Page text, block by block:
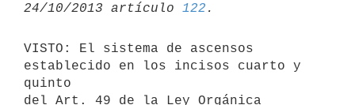
24/10/2013 artículo 122
VISTO: El sistema de ascensos
establecido en los incisos cuarto y
quinto
del Art. 49 de la Ley Orgánica